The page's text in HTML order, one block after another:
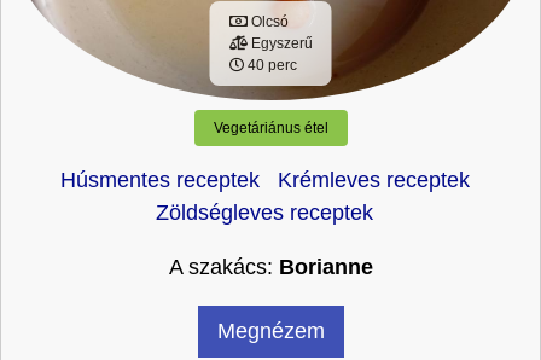
Olcsó
Egyszerű
40 perc
Vegetáriánus étel
Húsmentes receptek
Krémleves receptek
Zöldségleves receptek
A szakács: Borianne
Megnézem